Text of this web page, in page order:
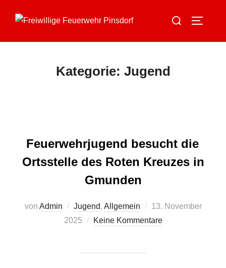
Inhalt
Suchen
Kategorie: Jugend
Feuerwehrjugend besucht die
Ortsstelle des Roten Kreuzes in
Gmunden
von Admin Jugend, Allgemein
Veröffentlicht
am
13. November
2025
Keine Kommentare